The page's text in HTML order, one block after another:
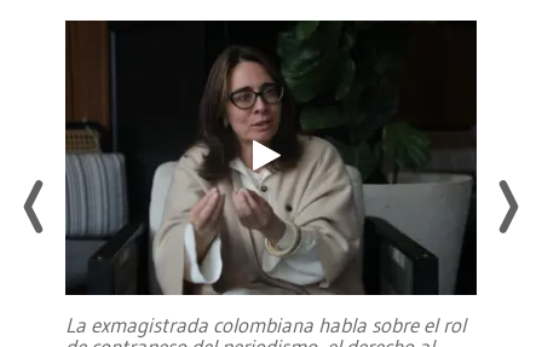
La exmagistrada colombiana habla sobre el rol